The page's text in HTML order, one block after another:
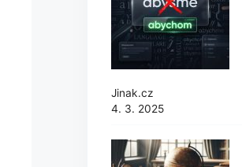
Jinak.cz
4. 3. 2025